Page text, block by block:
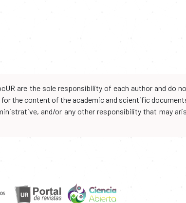
are the sole responsibility of each author and do
the content of the academic and scientific
and/or any other responsibility that may